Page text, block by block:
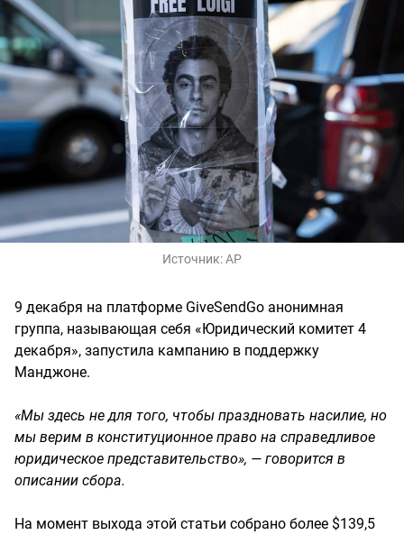
Источник:AP
9 декабря на платформе GiveSendGo анонимная
группа, называющая себя «Юридический комитет 4
декабря», запустила кампанию в поддержку
Манджоне.
«Мы здесь не для того, чтобы праздновать насилие, но
мы верим в конституционное право на справедливое
юридическое представительство», — говорится в
описании сбора.
На момент выхода этой статьи собрано более $139,5